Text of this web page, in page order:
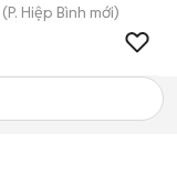
(P. Hiệp Bình mới)